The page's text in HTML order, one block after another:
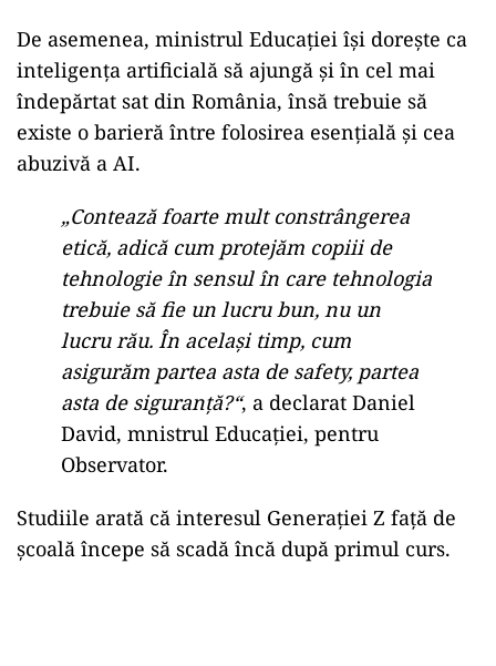
De asemenea, ministrul Educației își dorește ca
inteligența artificială să ajungă și în cel mai
îndepărtat sat din România, însă trebuie să
existe o barieră între folosirea esențială și cea
abuzivă a AI.
„Contează foarte mult constrângerea
etică, adică cum protejăm copiii de
tehnologie în sensul în care tehnologia
trebuie să fie un lucru bun, nu un
lucru rău. În acelaşi timp, cum
asigurăm partea asta de safety, partea
asta de siguranţă?“, a declarat Daniel
David, mnistrul Educației, pentru
Observator.
Studiile arată că interesul Generației Z față de
școală începe să scadă încă după primul curs.